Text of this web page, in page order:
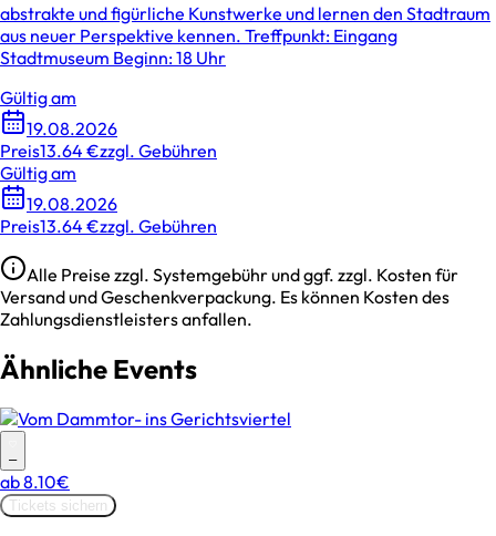
abstrakte und figürliche Kunstwerke und lernen den Stadtraum
aus neuer Perspektive kennen. Treffpunkt: Eingang
Stadtmuseum Beginn: 18 Uhr
Gültig am
19.08.2026
Preis13.64 €zzgl. Gebühren
Gültig am
19.08.2026
Preis13.64 €zzgl. Gebühren
Alle Preise zzgl. Systemgebühr und ggf. zzgl. Kosten für
Versand und Geschenkverpackung. Es können Kosten des
Zahlungsdienstleisters anfallen.
Ähnliche Events
–
ab8.10€
Tickets sichern